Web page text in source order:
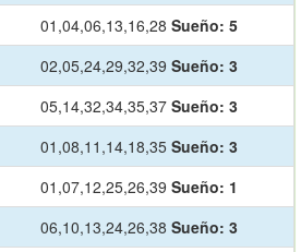
01,04,06,13,16,28 Sueño: 5
02,05,24,29,32,39 Sueño: 3
05,14,32,34,35,37 Sueño: 3
01,08,11,14,18,35 Sueño: 3
01,07,12,25,26,39 Sueño: 1
06,10,13,24,26,38 Sueño: 3